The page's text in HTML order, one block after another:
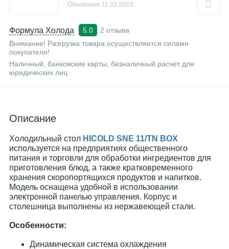
Формула Холода 5.0
2 отзыва
Внимание! Разгрузка товара осуществляется силами
покупателя!
Наличный, банковские карты, безналичный расчет для
юридических лиц
Обновлено 11.03.2023
Описание
Холодильный стол HICOLD SNE 11/TN BOX
используется на предприятиях общественного
питания и торговли для обработки ингредиентов для
приготовления блюд, а также кратковременного
хранения скоропортящихся продуктов и напитков.
Модель оснащена удобной в использовании
электронной панелью управления. Корпус и
столешница выполнены из нержавеющей стали.
Особенности:
Динамическая система охлаждения